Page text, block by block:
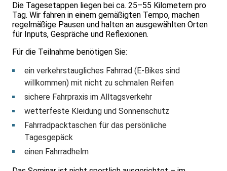
Die Tagesetappen liegen bei ca. 25–55 Kilometern pro
Tag. Wir fahren in einem gemäßigten Tempo, machen
regelmäßige Pausen und halten an ausgewählten Orten
für Inputs, Gespräche und Reflexionen.
Für die Teilnahme benötigen Sie:
ein verkehrstaugliches Fahrrad (E‑Bikes sind
willkommen) mit nicht zu schmalen Reifen
sichere Fahrpraxis im Alltagsverkehr
wetterfeste Kleidung und Sonnenschutz
Fahrradpacktaschen für das persönliche
Tagesgepäck
einen Fahrradhelm